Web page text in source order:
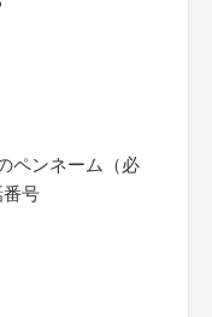
ペンネーム（必
号